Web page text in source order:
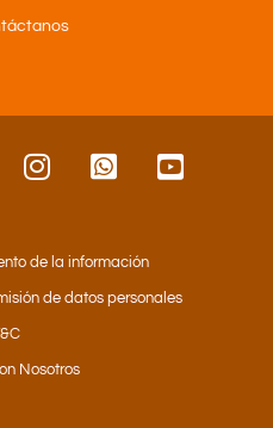
de la información
de datos personales
Nosotros